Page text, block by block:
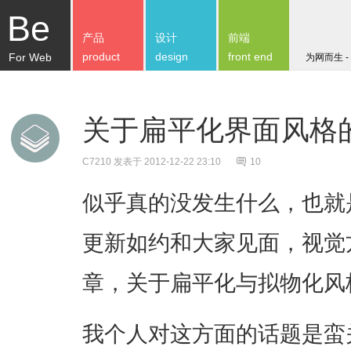
Be
For Web 为网而生
产品
product
设计
design
前端
front end
关于扁平化界面风格
C7210 发表于 2012-12-22 23:10 10
似乎真的没发生什么，也
更新如约和大家见面，视
章，关于扁平化与拟物化
我个人对这方面的话题是